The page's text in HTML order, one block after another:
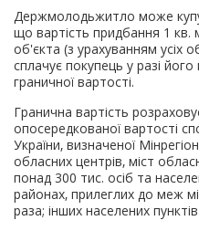
Держмолодьжитло може
що вартість придбання 1 кв.
об'єкта (з урахуванням усіх
сплачує покупець у разі
граничної вартості.
Гранична вартість
опосередкованої вартості
України, визначеної
обласних центрів, міст
понад 300 тис. осіб та
районах, прилеглих до меж
раза; інших населених